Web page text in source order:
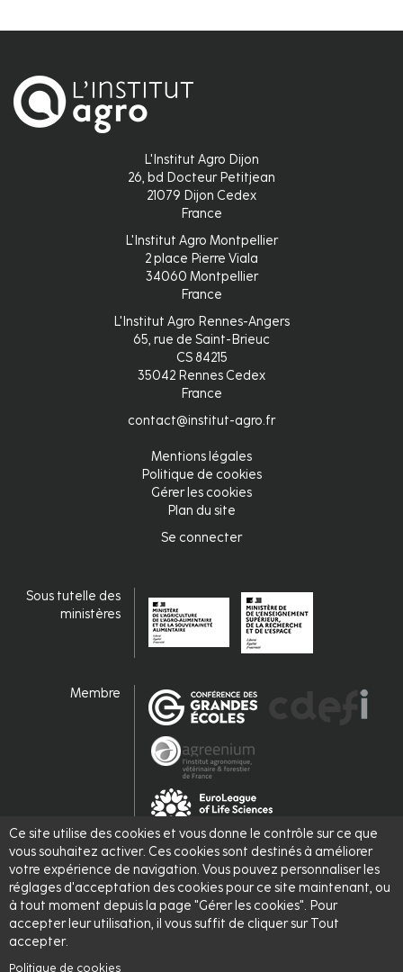
Ce site utilise des cookies et vous donne le contrôle sur ce que
vous souhaitez activer. Ces cookies sont destinés à améliorer
votre expérience de navigation. Vous pouvez personnaliser les
réglages d'acceptation des cookies pour ce site maintenant, ou
à tout moment depuis la page "Gérer les cookies". Pour
accepter leur utilisation, il vous suffit de cliquer sur Tout
accepter.
Politique de cookies
L'Institut Agro Dijon
26, bd Docteur Petitjean
21079 Dijon Cedex
France
L'Institut Agro Montpellier
2 place Pierre Viala
34060 Montpellier
France
L'Institut Agro Rennes-Angers
65, rue de Saint-Brieuc
CS 84215
35042 Rennes Cedex
France
contact@institut-agro.fr
Mentions légales
Politique de cookies
Gérer les cookies
Plan du site
Se connecter
Sous tutelle des
ministères
Membre
Labellisé